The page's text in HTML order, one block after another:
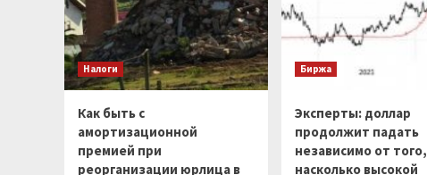
Налоги
Как быть с
амортизационной
премией при
реорганизации юрлица в
Биржа
Эксперты: доллар
продолжит падать
независимо от того,
насколько высокой